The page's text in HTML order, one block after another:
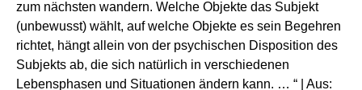
zum nächsten wandern. Welche Objekte das Subjekt
(unbewusst) wählt, auf welche Objekte es sein Begehren
richtet, hängt allein von der psychischen Disposition des
Subjekts ab, die sich natürlich in verschiedenen
Lebensphasen und Situationen ändern kann. … “ | Aus: